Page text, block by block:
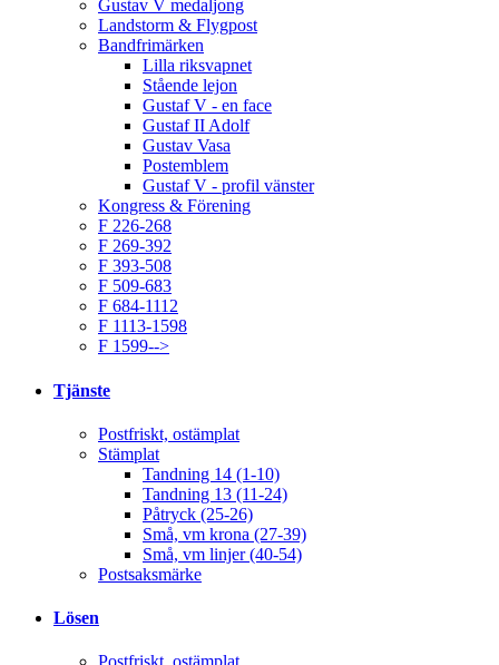
Gustav V medaljong
Landstorm & Flygpost
Bandfrimärken
Lilla riksvapnet
Stående lejon
Gustaf V - en face
Gustaf II Adolf
Gustav Vasa
Postemblem
Gustaf V - profil vänster
Kongress & Förening
F 226-268
F 269-392
F 393-508
F 509-683
F 684-1112
F 1113-1598
F 1599-->
Tjänste
Postfriskt, ostämplat
Stämplat
Tandning 14 (1-10)
Tandning 13 (11-24)
Påtryck (25-26)
Små, vm krona (27-39)
Små, vm linjer (40-54)
Postsaksmärke
Lösen